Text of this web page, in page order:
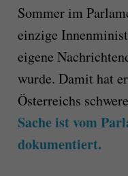
Sommer im
einzige
eigene
wurde. Damit hat
Österreichs
Sache ist vom
dokumentiert.